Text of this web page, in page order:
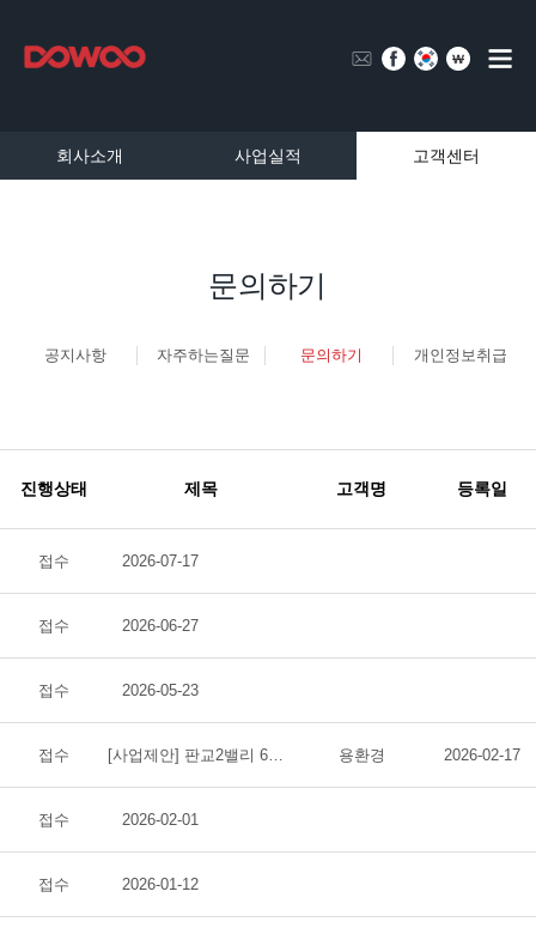
회사소개 사업실적 고객센터
문의하기
공지사항 자주하는질문 문의하기 개인정보취급
진행상태 제목 고객명 등록일
접수 2026-07-17
접수 2026-06-27
접수 2026-05-23
접수 [사업제안] 판교2밸리 6차선 대로변 150평 - 모델하우스/홍보관 부지 임대 (지주직접) 용환경 2026-02-17
접수 2026-02-01
접수 2026-01-12